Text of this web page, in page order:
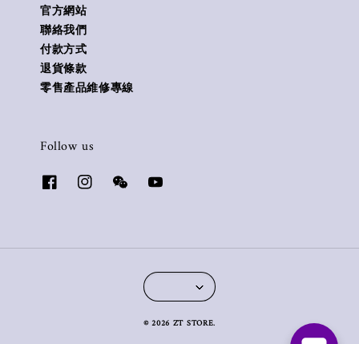
官方網站
聯絡我們
付款方式
退貨條款
零售產品維修專線
Follow us
© 2026 ZT STORE.